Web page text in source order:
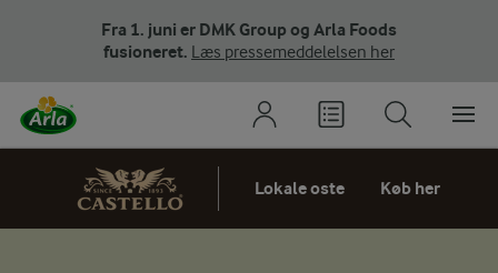
Fra 1. juni er DMK Group og Arla Foods
fusioneret. Læs pressemeddelelsen her
Lokale oste Køb her